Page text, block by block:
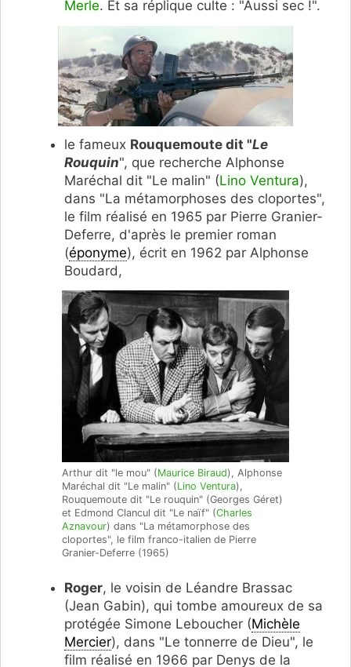
Merle. Et sa réplique culte : "Aussi sec !".
le fameux Rouquemoute dit "Le
Rouquin", que recherche Alphonse
Maréchal dit "Le malin" (Lino Ventura),
dans "La métamorphoses des cloportes",
le film réalisé en 1965 par Pierre Granier-
Deferre, d'après le premier roman
(éponyme), écrit en 1962 par Alphonse
Boudard,
Arthur dit "le mou" (Maurice Biraud), Alphonse
Maréchal dit "Le malin" (Lino Ventura),
Rouquemoute dit "Le rouquin" (Georges Géret)
et Edmond Clancul dit "Le naïf" (Charles
Aznavour) dans "La métamorphose des
cloportes", le film franco-italien de Pierre
Granier-Deferre (1965)
Roger, le voisin de Léandre Brassac
(Jean Gabin), qui tombe amoureux de sa
protégée Simone Leboucher (Michèle
Mercier), dans "Le tonnerre de Dieu", le
film réalisé en 1966 par Denys de la